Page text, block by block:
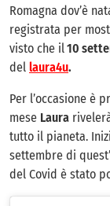
Romagna dov’è
registrata per
visto che il10
del laura4u.
Per l’occasione è
mese Laura
tutto il pianeta.
settembre di
del Covid è stato